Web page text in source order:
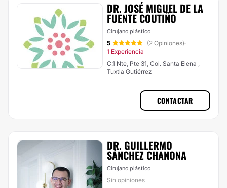
DR. JOSÉ MIGUEL DE LA
FUENTE COUTIÑO
Cirujano plástico
5 (2 Opiniones)·
1 Experiencia
C.1 Nte, Pte 31, Col. Santa Elena ,
Tuxtla Gutiérrez
CONTACTAR
DR. GUILLERMO
SÁNCHEZ CHANONA
Cirujano plástico
Sin opiniones